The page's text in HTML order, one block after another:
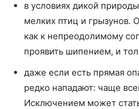
в условиях дикой
мелких птиц и грызунов.
как к непреодолимому
проявить шипением, и
даже если есть прямая
редко нападают: чаще
Исключением может